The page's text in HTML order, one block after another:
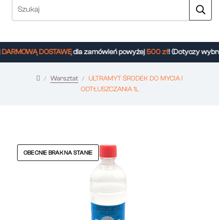
DOSTAWĘdla zamówień powyżej500 zł! (Dotyczy
Warsztat
ULTRAMYT ŚRODEK DO MYCIA I
ODTŁUSZCZANIA 1L
OBECNIE BRAK NA STANIE